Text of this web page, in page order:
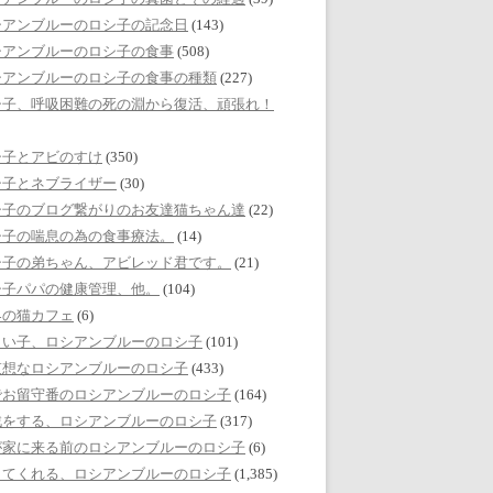
ンブルーのロシ子の記念日 (143)
ンブルーのロシ子の食事 (508)
ンブルーのロシ子の食事の種類 (227)
、呼吸困難の死の淵から復活、頑張れ！
とアビのすけ (350)
とネブライザー (30)
のブログ繋がりのお友達猫ちゃん達 (22)
の喘息の為の食事療法。
(14)
の弟ちゃん、アビレッド君です。
(21)
パパの健康管理、他。
(104)
猫カフェ (6)
子、ロシアンブルーのロシ子 (101)
なロシアンブルーのロシ子 (433)
留守番のロシアンブルーのロシ子 (164)
する、ロシアンブルーのロシ子 (317)
に来る前のロシアンブルーのロシ子 (6)
くれる、ロシアンブルーのロシ子 (1,385)